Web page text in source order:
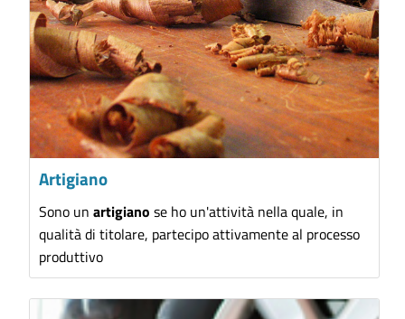
Artigiano
Sono un artigiano se ho un'attività nella quale, in
qualità di titolare, partecipo attivamente al processo
produttivo